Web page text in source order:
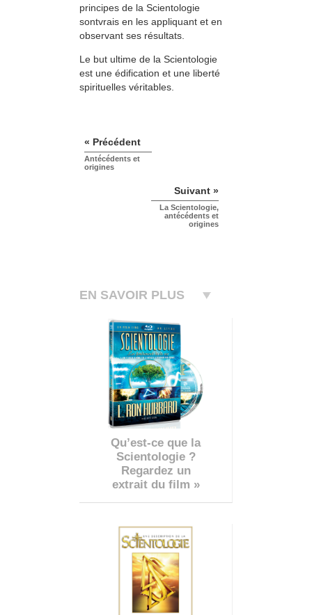
principes de la Scientologie
sontvrais en les appliquant et en
observant ses résultats.
Le but ultime de la Scientologie
est une édification et une liberté
spirituelles véritables.
« Précédent
Antécédents et
origines
Suivant »
La Scientologie,
antécédents et
origines
EN SAVOIR PLUS
Qu’est-ce que la
Scientologie ?
Regardez un
extrait du film »